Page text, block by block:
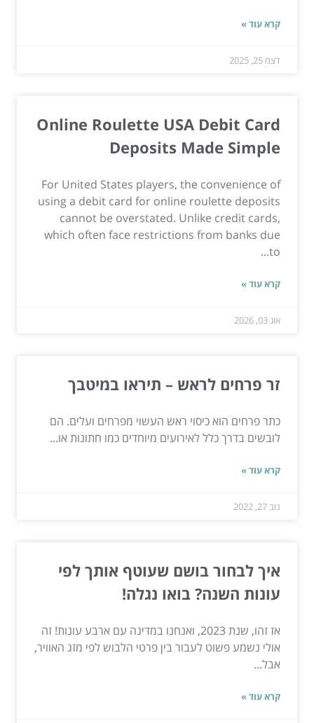
קרא עוד »
דצמ 25, 2025
Online Roulette USA Debit Card
Deposits Made Simple
For United States players, the convenience of
using a debit card for online roulette deposits
cannot be overstated. Unlike credit cards,
which often face restrictions from banks due
to...
קרא עוד »
אוג 03, 2026
זר פרחים לראש – תיראו במיטבך
כתר פרחים הוא כיסוי ראש העשוי מפרחים ועלים. הם
לובשים בדרך כלל לאירועים מיוחדים כמו חתונות או...
קרא עוד »
נוב 27, 2022
איך לבחור בושם שעוטף אותך לפי
עונות השנה? בואו נגלה!
אז זהו, שנת 2023, ואנחנו במדינה עם ארבע עונות! זה
אולי נשמע פשוט לעבור בין פרטי הלבוש לפי מזג האוויר,
אבל...
קרא עוד »